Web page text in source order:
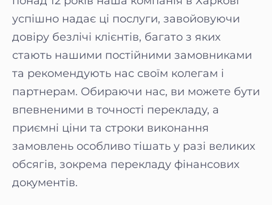
успішно надає ці послуги, завойовуючи
довіру безлічі клієнтів, багато з яких
стають нашими постійними замовниками
та рекомендують нас своїм колегам і
партнерам. Обираючи нас, ви можете бути
впевненими в точності перекладу, а
приємні ціни та строки виконання
замовлень особливо тішать у разі великих
обсягів, зокрема перекладу фінансових
документів.